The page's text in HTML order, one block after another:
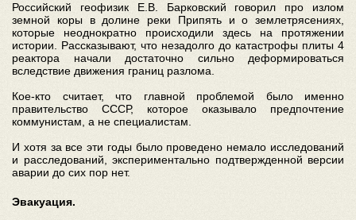
Российский геофизик Е.В. Барковский говорил про излом
земной коры в долине реки Припять и о землетрясениях,
которые неоднократно происходили здесь на протяжении
истории. Рассказывают, что незадолго до катастрофы плиты 4
реактора начали достаточно сильно деформироваться
вследствие движения границ разлома.
Кое-кто считает, что главной проблемой было именно
правительство СССР, которое оказывало предпочтение
коммунистам, а не специалистам.
И хотя за все эти годы было проведено немало исследований
и расследований, экспериментально подтвержденной версии
аварии до сих пор нет.
Эвакуация.